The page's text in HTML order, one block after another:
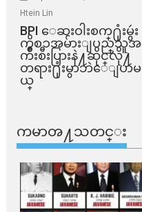
Htein Lin
BPI ​ေဆးဝါးစက္​႐ုံးမွဴး
ကိစၥအမ်ားျပည္​သူအ
က်ိဳးစီးပြားနဲ႔ဆိုင္​လို႔
တရား႐ုံးမွာဘဲေျပာမ
ယ္​
ကမာၻ႔သတင္း